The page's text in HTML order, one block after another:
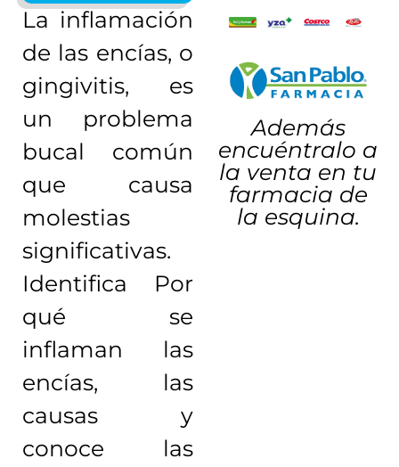
La inflamación
de las encías, o
gingivitis, es
un problema
bucal común
que causa
molestias
significativas.
Identifica Por
qué se
inflaman las
encías, las
causas y
conoce las
Además
encuéntralo a
la venta en tu
farmacia de
la esquina.